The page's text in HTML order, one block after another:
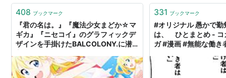
流。
関連語
リスト::動物 リスト::魚類
ら人が訪れるように…
408 ブックマーク
『君の名は。』『魔法少女まどか☆マ
ギカ』『ニセコイ』のグラフィックデ
ザインを手掛けたBALCOLONY.に潜
331 ブックマーク
#オリジナル 愚かで勤
は、 ひとまとめ - コ
ガ #漫画 #無能な働き